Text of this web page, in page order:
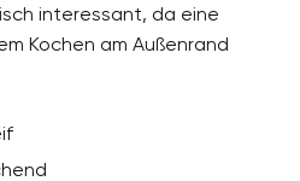
interessant, da eine
Kochen am Außenrand